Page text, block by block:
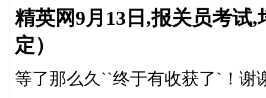
精英网9月13日,报关员考试
定）
等了那么久``终于有收获了`